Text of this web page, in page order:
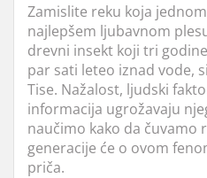
Zamislite reku koja
najlepšem ljubavnom
drevni insekt koji tri
par sati leteo iznad vode,
Tise. Nažalost, ljudski
informacija ugrožavaju
naučimo kako da čuvamo
generacije će o ovom
priča.